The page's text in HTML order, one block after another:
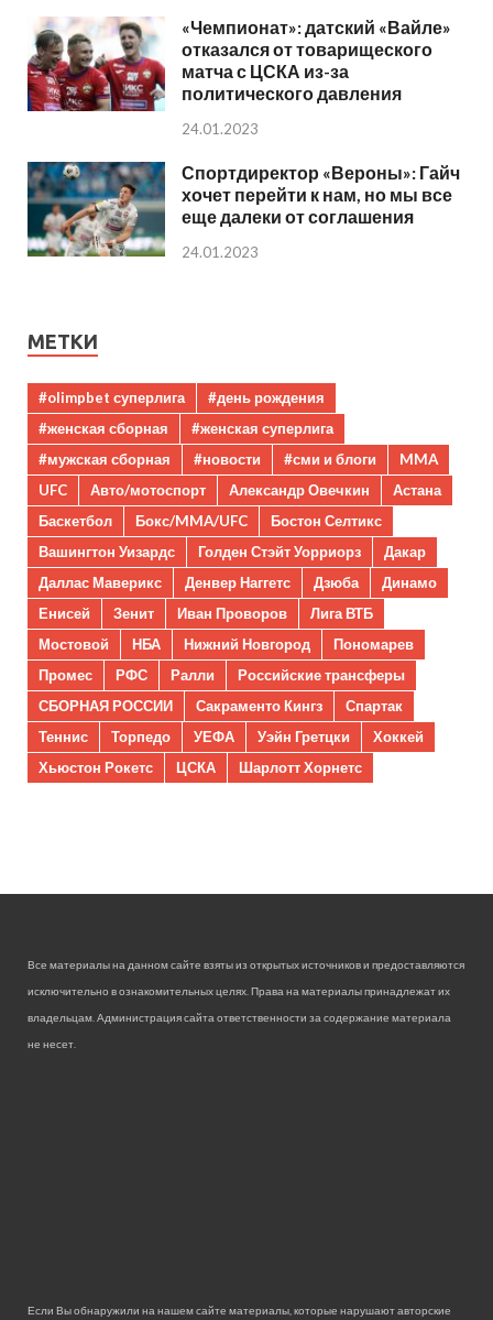
«Чемпионат»: датский «Вайле»
отказался от товарищеского
матча с ЦСКА из-за
политического давления
24.01.2023
Спортдиректор «Вероны»: Гайч
хочет перейти к нам, но мы все
еще далеки от соглашения
24.01.2023
МЕТКИ
#olimpbet суперлига
#день рождения
#женская сборная
#женская суперлига
#мужская сборная
#новости #сми и блоги
MMA
UFC
Авто/мотоспорт Александр Овечкин
Астана
Баскетбол
Бокс/MMA/UFC
Бостон Селтикс
Вашингтон Уизардс
Голден Стэйт Уорриорз
Дакар
Даллас Маверикс
Денвер Наггетс Дзюба
Динамо
Енисей
Зенит Иван Проворов
Лига ВТБ
Мостовой
НБА Нижний Новгород
Пономарев
Промес
РФС Ралли
Российские трансферы
СБОРНАЯ РОССИИ
Сакраменто Кингз
Спартак
Теннис
Торпедо УЕФА Уэйн Гретцки
Хоккей
Хьюстон Рокетс
ЦСКА Шарлотт Хорнетс
Все материалы на данном сайте взяты из открытых источников и предоставляются
исключительно в ознакомительных целях. Права на материалы принадлежат их
владельцам. Администрация сайта ответственности за содержание материала
не несет.
Если Вы обнаружили на нашем сайте материалы, которые нарушают авторские